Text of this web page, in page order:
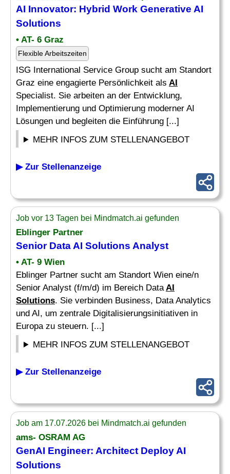
AI Innovator: Hybrid Work Generative AI
Solutions
• AT- 6 Graz
Flexible Arbeitszeiten
ISG International Service Group sucht am Standort
Graz eine engagierte Persönlichkeit als AI
Specialist. Sie arbeiten an der Entwicklung,
Implementierung und Optimierung moderner AI
Lösungen und begleiten die Einführung [...]
MEHR INFOS ZUM STELLENANGEBOT
▶ Zur Stellenanzeige
Job vor 13 Tagen bei Mindmatch.ai gefunden
Eblinger Partner
Senior Data AI Solutions Analyst
• AT- 9 Wien
Eblinger Partner sucht am Standort Wien eine/n
Senior Analyst (f/m/d) im Bereich DataAI
Solutions. Sie verbinden Business, Data Analytics
und AI, um zentrale Digitalisierungsinitiativen in
Europa zu steuern. [...]
MEHR INFOS ZUM STELLENANGEBOT
▶ Zur Stellenanzeige
Job am 17.07.2026 bei Mindmatch.ai gefunden
ams- OSRAM AG
GenAI Engineer: Architect Deploy AI
Solutions